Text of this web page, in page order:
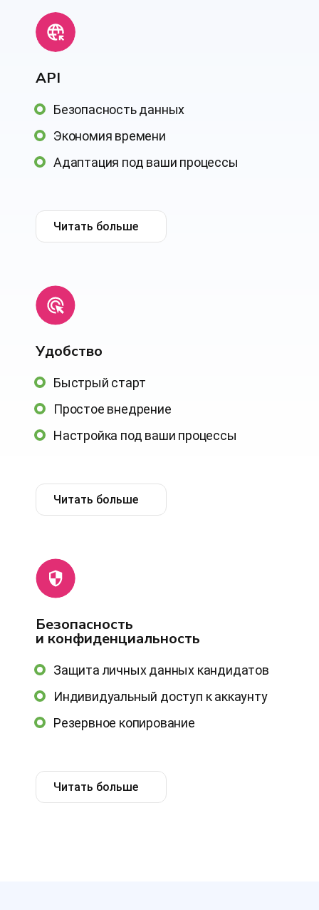
АРІ
Безопасность данных
Экономия времени
Адаптация под ваши процессы
Читать больше
Удобство
Быстрый старт
Простое внедрение
Настройка под ваши процессы
Читать больше
Безопасность
и конфиденциальность
Защита личных данных кандидатов
Индивидуальный доступ к аккаунту
Резервное копирование
Читать больше